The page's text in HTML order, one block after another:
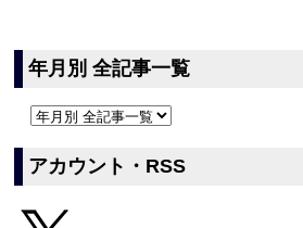
年月別 全記事一覧
アカウント・RSS